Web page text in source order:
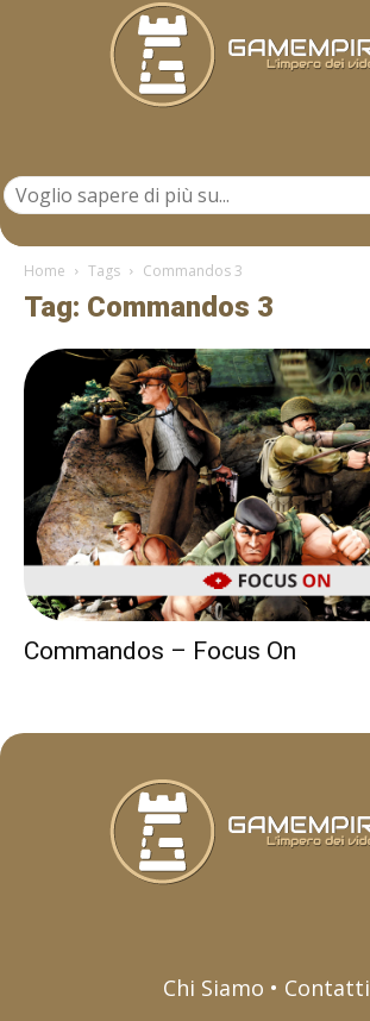
Home Tags Commandos 3
Tag: Commandos 3
Commandos – Focus On
Chi Siamo • Contatti